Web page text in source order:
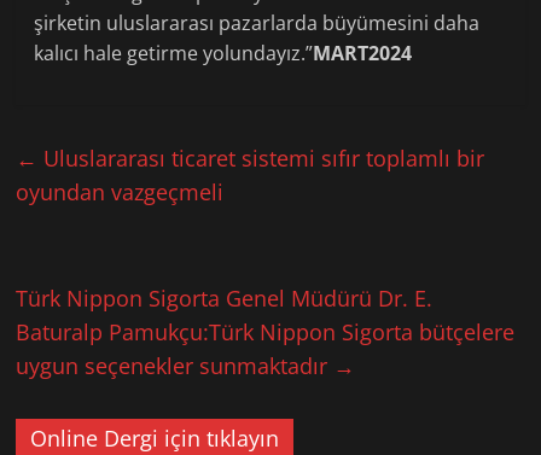
şirketin uluslararası pazarlarda büyümesini daha
kalıcı hale getirme yolundayız.”MART2024
← Uluslararası ticaret sistemi sıfır toplamlı bir
oyundan vazgeçmeli
Türk Nippon Sigorta Genel Müdürü Dr. E.
Baturalp Pamukçu:Türk Nippon Sigorta bütçelere
uygun seçenekler sunmaktadır →
Online Dergi için tıklayın